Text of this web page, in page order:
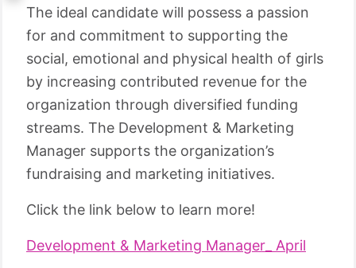
The ideal candidate will possess a passion
for and commitment to supporting the
social, emotional and physical health of girls
by increasing contributed revenue for the
organization through diversified funding
streams. The Development & Marketing
Manager supports the organization’s
fundraising and marketing initiatives.
Click the link below to learn more!
Development & Marketing Manager_ April